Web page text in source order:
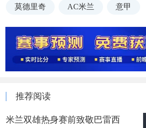
莫德里奇 AC米兰 意甲
推荐阅读
米兰双雄热身赛前致敬巴雷西